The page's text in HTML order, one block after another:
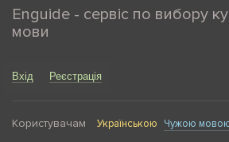
Enguide - сервіс по вибору
мови
Вхід Реєстрація
Користувачам Українською Чужою